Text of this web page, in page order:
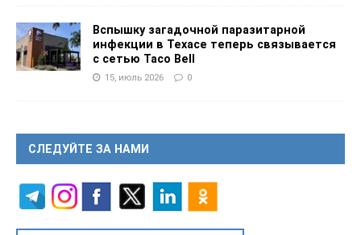
Вспышку загадочной паразитарной
инфекции в Техасе теперь связывается
с сетью Taco Bell
15, июль 2026 0
СЛЕДУЙТЕ ЗА НАМИ